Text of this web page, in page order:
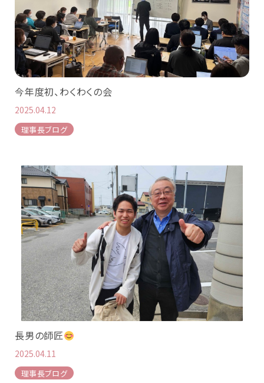
今年度初、わくわくの会
2025.04.12
理事長ブログ
長男の師匠
2025.04.11
理事長ブログ